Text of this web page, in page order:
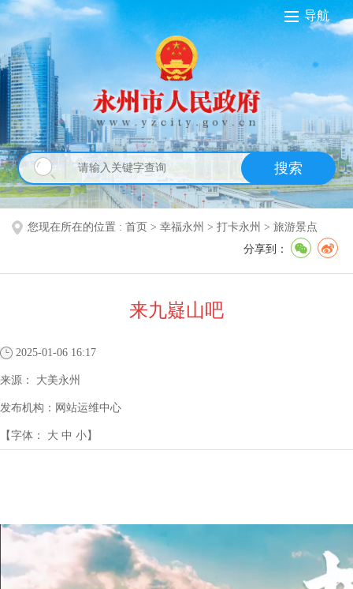
导航
搜索
您现在所在的位置 : 首页 > 幸福永州 > 打卡永州 > 旅游景点
分享到：
来九嶷山吧
2025-01-06 16:17
来源： 大美永州
发布机构： 网站运维中心
【字体： 大 中 小】